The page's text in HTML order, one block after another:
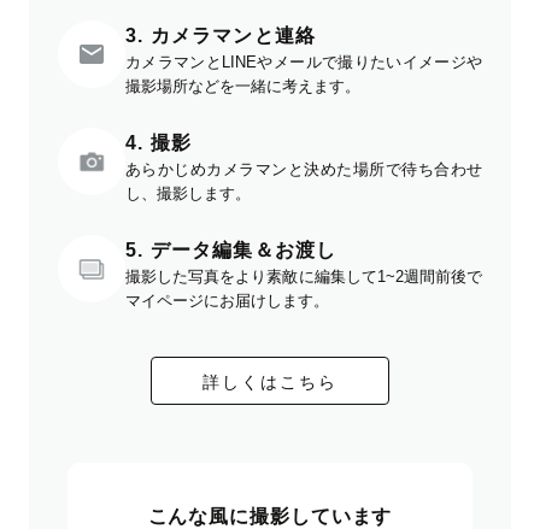
3. カメラマンと連絡
カメラマンとLINEやメールで撮りたいイメージや
撮影場所などを一緒に考えます。
4. 撮影
あらかじめカメラマンと決めた場所で待ち合わせ
し、撮影します。
5. データ編集＆お渡し
撮影した写真をより素敵に編集して1~2週間前後で
マイページにお届けします。
詳しくはこちら
こんな風に撮影しています